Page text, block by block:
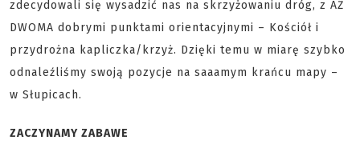
zdecydowali się wysadzić nas na skrzyżowaniu dróg, z AŻ
DWOMA dobrymi punktami orientacyjnymi – Kościół i
przydrożna kapliczka/krzyż. Dzięki temu w miarę szybko
odnaleźliśmy swoją pozycje na saaamym krańcu mapy –
w Słupicach.
ZACZYNAMY ZABAWE